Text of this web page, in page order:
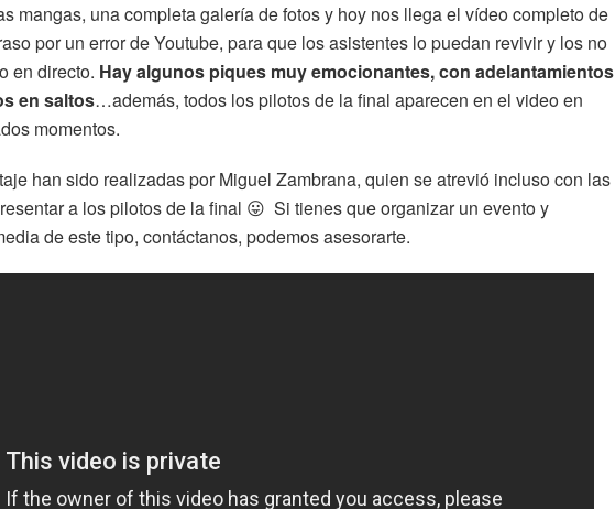
mangas, una completa galería de fotos y hoy nos llega el vídeo completo de
por un error de Youtube, para que los asistentes lo puedan revivir y los no
en directo. Hay algunos piques muy emocionantes, con adelantamientos
en saltos…además, todos los pilotos de la final aparecen en el video en
momentos.
han sido realizadas por Miguel Zambrana, quien se atrevió incluso con las
a los pilotos de la final 😛 Si tienes que organizar un evento y
de este tipo, contáctanos, podemos asesorarte.